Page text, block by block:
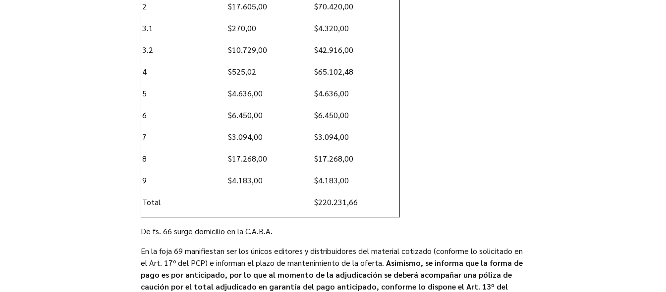
2 $17.605,00 $70.420,00
3.1 $270,00 $4.320,00
3.2 $10.729,00 $42.916,00
4 $525,02 $65.102,48
5 $4.636,00 $4.636,00
6 $6.450,00 $6.450,00
7 $3.094,00 $3.094,00
8 $17.268,00 $17.268,00
9 $4.183,00 $4.183,00
Total $220.231,66
De fs. 66 surge domicilio en la C.A.B.A.
En la foja 69 manifiestan ser los únicos editores y distribuidores del material cotizado (conforme lo solicitado en
el Art. 17º del PCP) e informan el plazo de mantenimiento de la oferta. Asimismo, se informa que la forma de
pago es por anticipado, por lo que al momento de la adjudicación se deberá acompañar una póliza de
caución por el total adjudicado en garantía del pago anticipado, conforme lo dispone el Art. 13º del